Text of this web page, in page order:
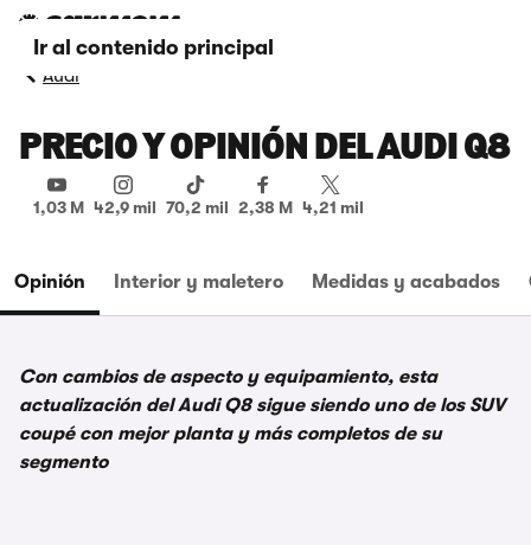
Ir al contenido principal
Audi
PRECIO Y OPINIÓN DEL AUDI Q8
1,03 M 42,9 mil 70,2 mil 2,38 M 4,21 mil
Opinión Interior y maletero Medidas y acabados
Con cambios de aspecto y equipamiento, esta
actualización del Audi Q8 sigue siendo uno de los SUV
coupé con mejor planta y más completos de su
segmento